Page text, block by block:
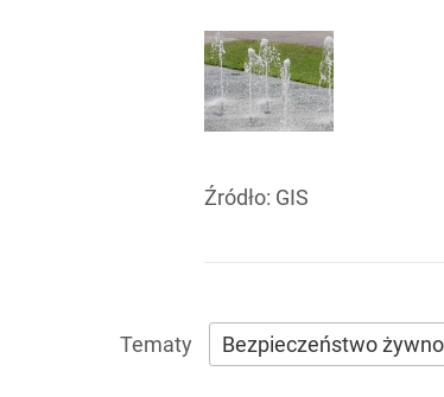
Źródło: GIS
Bezpieczeństwo